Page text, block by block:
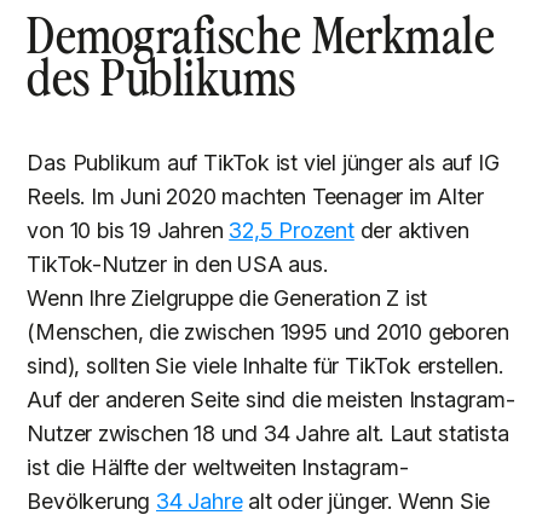
Demografische Merkmale
des Publikums
Das Publikum auf TikTok ist viel jünger als auf IG
Reels. Im Juni 2020 machten Teenager im Alter
von 10 bis 19 Jahren 32,5 Prozentder aktiven
TikTok-Nutzer in den USA aus.
Wenn Ihre Zielgruppe die Generation Z ist
(Menschen, die zwischen 1995 und 2010 geboren
sind), sollten Sie viele Inhalte für TikTok erstellen.
Auf der anderen Seite sind die meisten Instagram-
Nutzer zwischen 18 und 34 Jahre alt. Laut statista
ist die Hälfte der weltweiten Instagram-
Bevölkerung 34 Jahrealt oder jünger. Wenn Sie